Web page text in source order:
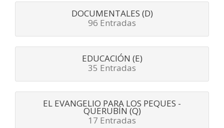
DOCUMENTALES (D)
96 Entradas
EDUCACIÓN (E)
35 Entradas
EL EVANGELIO PARA LOS PEQUES -
QUERUBÍN (Q)
17 Entradas